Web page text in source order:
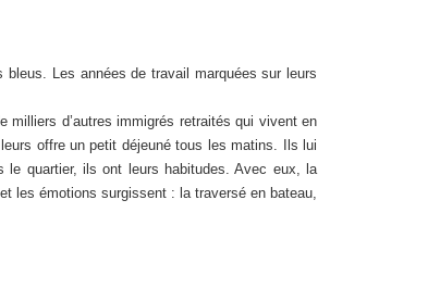
bleus. Les années de travail marquées sur leurs
d’autres immigrés retraités qui vivent en
offre un petit déjeuné tous les matins. Ils lui
le quartier, ils ont leurs habitudes. Avec eux, la
les émotions surgissent : la traversé en bateau,